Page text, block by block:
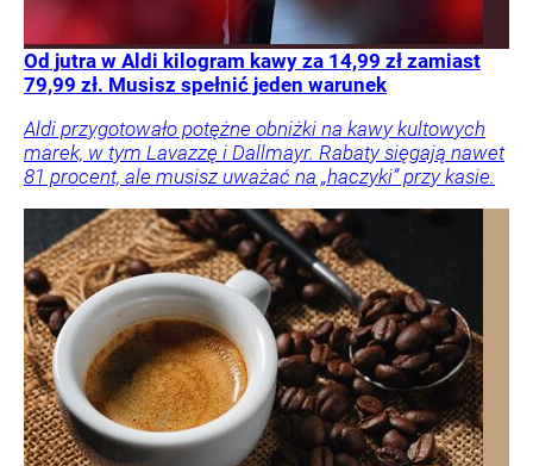
Od jutra w Aldi kilogram kawy za 14,99 zł zamiast
79,99 zł. Musisz spełnić jeden warunek
Aldi przygotowało potężne obniżki na kawy kultowych
marek, w tym Lavazzę i Dallmayr. Rabaty sięgają nawet
81 procent, ale musisz uważać na „haczyki” przy kasie.